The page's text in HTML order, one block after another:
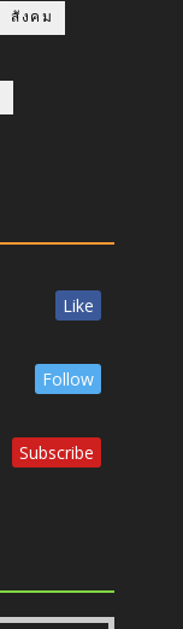
สังคม
Like
Follow
Subscribe